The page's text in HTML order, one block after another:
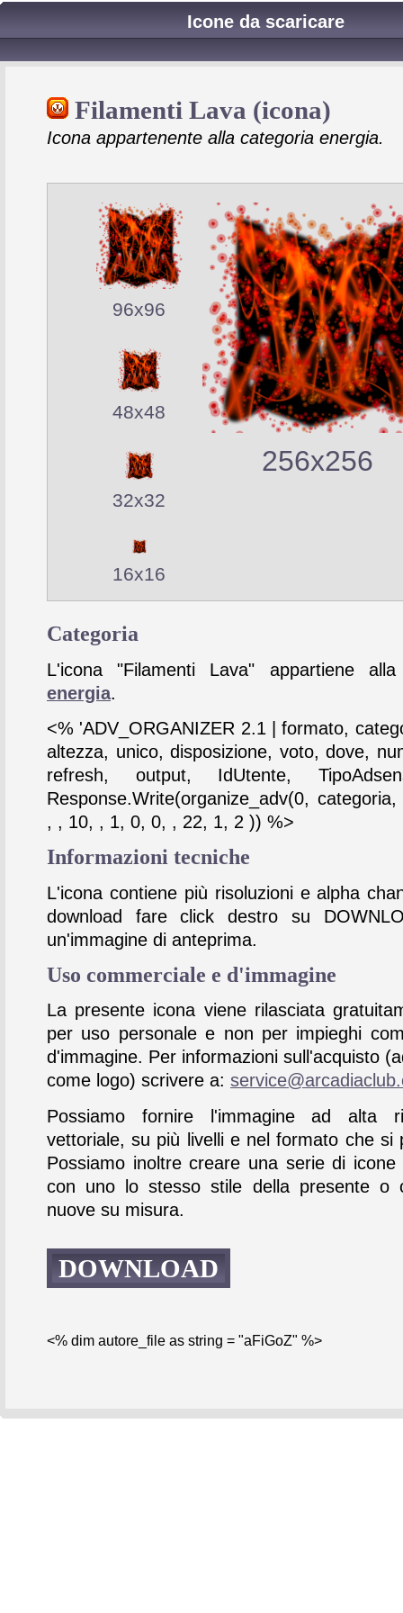
Icone da scaricare
Filamenti Lava (icona)
Icona appartenente alla categoria energia.
96x96
48x48
32x32
16x16
256x256
Categoria
L'icona "Filamenti Lava" appartiene alla
energia.
<% 'ADV_ORGANIZER 2.1 | formato,
altezza, unico, disposizione, voto, dove,
refresh, output, IdUtente,
Response.Write(organize_adv(0,
, , 10, , 1, 0, 0, , 22, 1, 2 )) %>
Informazioni tecniche
L'icona contiene più risoluzioni e alpha
download fare click destro su
un'immagine di anteprima.
Uso commerciale e d'immagine
La presente icona viene rilasciata
per uso personale e non per impieghi
d'immagine. Per informazioni sull'acquisto
come logo) scrivere a:
Possiamo fornire l'immagine ad alta
vettoriale, su più livelli e nel formato che si
Possiamo inoltre creare una serie di icone
con uno lo stesso stile della presente o
nuove su misura.
DOWNLOAD
<% dim autore_file as string = "aFiGoZ" %>